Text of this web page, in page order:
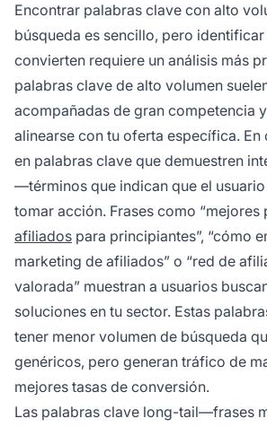
Encontrar palabras clave con alto
búsqueda es sencillo, pero identificar
convierten requiere un análisis más
palabras clave de alto volumen
acompañadas de gran competencia
alinearse con tu oferta específica.
en palabras clave que demuestren
—términos que indican que el
tomar acción. Frases como “mejores
afiliados para principiantes”, “cómo
marketing de afiliados” o “red de
valorada” muestran a usuarios
soluciones en tu sector. Estas
tener menor volumen de búsqueda
genéricos, pero generan tráfico de
mejores tasas de conversión.
Las palabras clave long-tail—frases